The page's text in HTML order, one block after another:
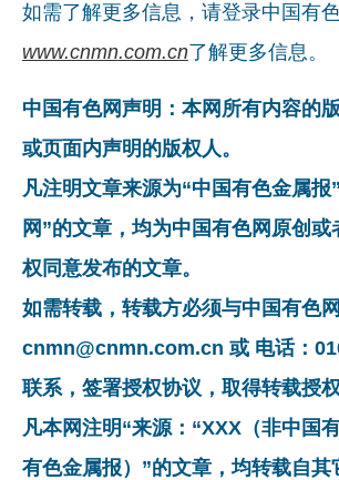
如需了解更多信息，请登录中国有色
www.cnmn.com.cn了解更多信息。
中国有色网声明：本网所有内容的
或页面内声明的版权人。
凡注明文章来源为“中国有色金属报
网”的文章，均为中国有色网原创
权同意发布的文章。
如需转载，转载方必须与中国有色
cnmn@cnmn.com.cn 或 电话：
联系，签署授权协议，取得转载授权
凡本网注明“来源：“XXX（非中国
有色金属报）”的文章，均转载自其